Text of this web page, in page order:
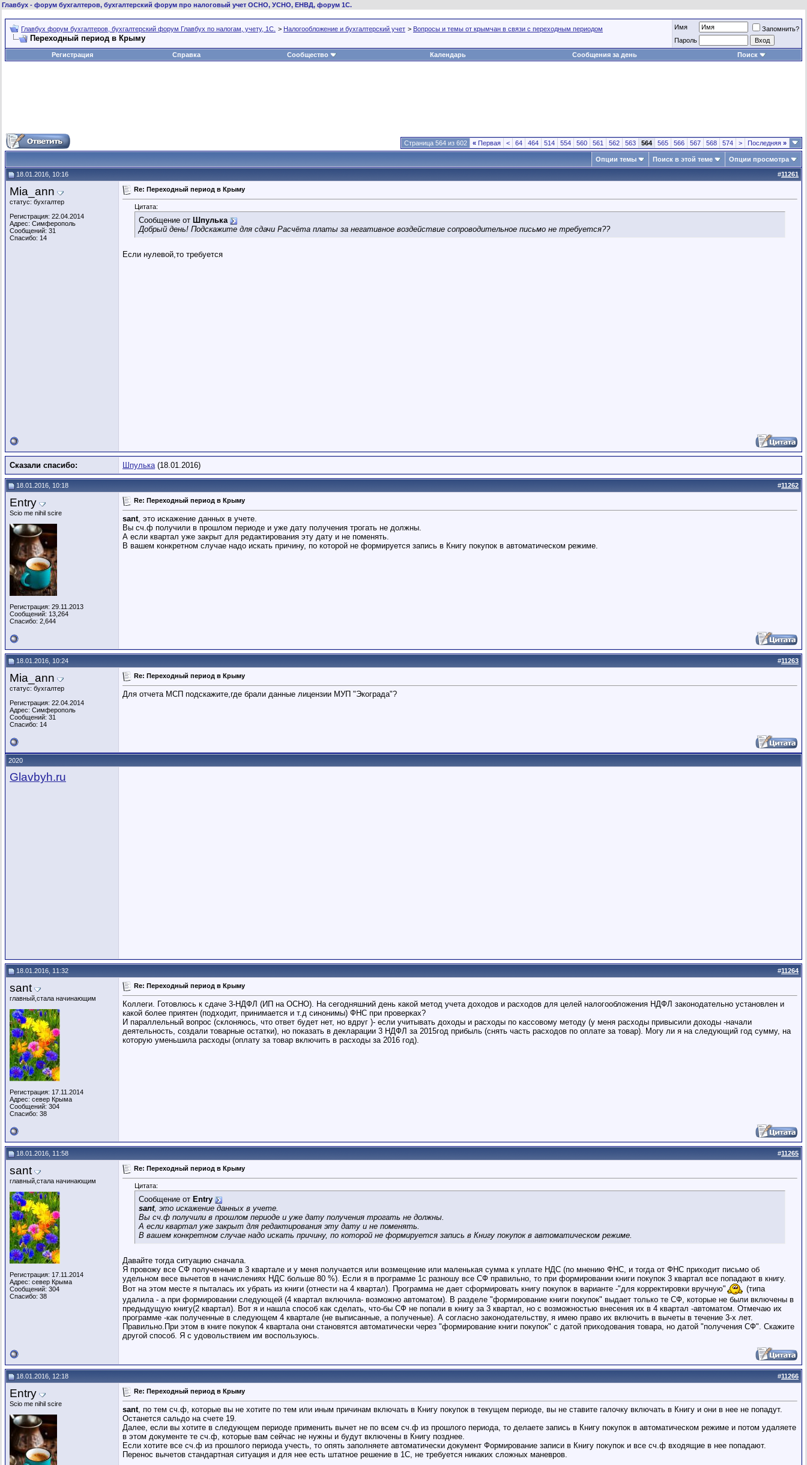
Главбух - форум бухгалтеров, бухгалтерский форум про налоговый учет ОСНО, УСНО, ЕНВД, форум 1С.
Главбух форум бухгалтеров, бухгалтерский форум Главбух по налогам, учету, 1С. > Налогообложение и бухгалтерский учет > Вопросы и темы от крымчан в связи с переходным периодом
Переходный период в Крыму
Имя
Запомнить?
Пароль
Регистрация
Справка Сообщество Календарь Сообщения за день Поиск
Страница 564 из 602 « Первая < 64 464 514 554 560 561 562 563 564 565 566 567 568 574 > Последняя »
Опции темы Поиск в этой теме Опции просмотра
18.01.2016, 10:16 #11261
Mia_ann
статус: бухгалтер
Регистрация: 22.04.2014
Адрес: Симферополь
Сообщений: 31
Спасибо: 14
Re: Переходный период в Крыму
Цитата:
Сообщение от Шпулька
Добрый день! Подскажите для сдачи Расчёта платы за негативное воздействие сопроводительное письмо не требуется??
Если нулевой,то требуется
Сказали спасибо: Шпулька(18.01.2016)
18.01.2016, 10:18 #11262
Entry
Scio me nihil scire
Регистрация: 29.11.2013
Сообщений: 13,264
Спасибо: 2,644
Re: Переходный период в Крыму
sant, это искажение данных в учете.
Вы сч.ф получили в прошлом периоде и уже дату получения трогать не должны.
А если квартал уже закрыт для редактирования эту дату и не поменять.
В вашем конкретном случае надо искать причину, по которой не формируется запись в Книгу покупок в автоматическом режиме.
18.01.2016, 10:24 #11263
Mia_ann
статус: бухгалтер
Регистрация: 22.04.2014
Адрес: Симферополь
Сообщений: 31
Спасибо: 14
Re: Переходный период в Крыму
Для отчета МСП подскажите,где брали данные лицензии МУП "Экограда"?
2020
Glavbyh.ru
18.01.2016, 11:32 #11264
sant
главный,стала начинающим
Регистрация: 17.11.2014
Адрес: север Крыма
Сообщений: 304
Спасибо: 38
Re: Переходный период в Крыму
Коллеги. Готовлюсь к сдаче 3-НДФЛ (ИП на ОСНО). На сегодняшний день какой метод учета доходов и расходов для целей налогообложения НДФЛ законодательно установлен и
какой более приятен (подходит, принимается и т.д синонимы) ФНС при проверках?
И параллельный вопрос (склоняюсь, что ответ будет нет, но вдруг )- если учитывать доходы и расходы по кассовому методу (у меня расходы привысили доходы -начали
деятельность, создали товарные остатки), но показать в декларации 3 НДФЛ за 2015год прибыль (снять часть расходов по оплате за товар). Могу ли я на следующий год сумму, на
которую уменьшила расходы (оплату за товар включить в расходы за 2016 год).
18.01.2016, 11:58 #11265
sant
главный,стала начинающим
Регистрация: 17.11.2014
Адрес: север Крыма
Сообщений: 304
Спасибо: 38
Re: Переходный период в Крыму
Цитата:
Сообщение от Entry
sant, это искажение данных в учете.
Вы сч.ф получили в прошлом периоде и уже дату получения трогать не должны.
А если квартал уже закрыт для редактирования эту дату и не поменять.
В вашем конкретном случае надо искать причину, по которой не формируется запись в Книгу покупок в автоматическом режиме.
Давайте тогда ситуацию сначала.
Я провожу все СФ полученные в 3 квартале и у меня получается или возмещение или маленькая сумма к уплате НДС (по мнению ФНС, и тогда от ФНС приходит письмо об
удельном весе вычетов в начислениях НДС больше 80 %). Если я в программе 1с разношу все СФ правильно, то при формировании книги покупок 3 квартал все попадают в книгу.
Вот на этом месте я пыталась их убрать из книги (отнести на 4 квартал). Программа не дает сформировать книгу покупок в варианте -"для корректировки вручную"
(типа
удалила - а при формировании следующей (4 квартал включила- возможно автоматом). В разделе "формирование книги покупок" выдает только те СФ, которые не были включены в
предыдущую книгу(2 квартал). Вот я и нашла способ как сделать, что-бы СФ не попали в книгу за 3 квартал, но с возможностью внесения их в 4 квартал -автоматом. Отмечаю их
программе -как полученные в следующем 4 квартале (не выписанные, а полученые). А согласно законодательству, я имею право их включить в вычеты в течение 3-х лет.
Правильно.При этом в книге покупок 4 квартала они становятся автоматически через "формирование книги покупок" с датой приходования товара, но датой "получения СФ". Скажите
другой способ. Я с удовольствием им воспользуюсь.
18.01.2016, 12:18 #11266
Entry
Scio me nihil scire
Re: Переходный период в Крыму
sant, по тем сч.ф, которые вы не хотите по тем или иным причинам включать в Книгу покупок в текущем периоде, вы не ставите галочку включать в Книгу и они в нее не попадут.
Останется сальдо на счете 19.
Далее, если вы хотите в следующем периоде применить вычет не по всем сч.ф из прошлого периода, то делаете запись в Книгу покупок в автоматическом режиме и потом удаляете
в этом документе те сч.ф, которые вам сейчас не нужны и будут включены в Книгу позднее.
Если хотите все сч.ф из прошлого периода учесть, то опять заполняете автоматически документ Формирование записи в Книгу покупок и все сч.ф входящие в нее попадают.
Перенос вычетов стандартная ситуация и для нее есть штатное решение в 1С, не требуется никаких сложных маневров.